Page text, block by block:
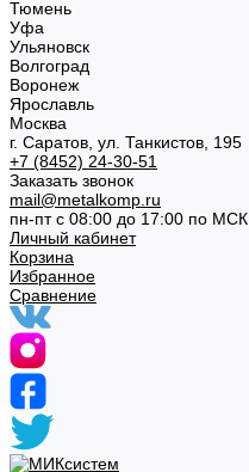
Тюмень
Уфа
Ульяновск
Волгоград
Воронеж
Ярославль
Москва
г. Саратов, ул. Танкистов, 195
+7 (8452) 24-30-51
Заказать звонок
mail@metalkomp.ru
пн-пт с 08:00 до 17:00 по МСК
Личный кабинет
Корзина
Избранное
Сравнение